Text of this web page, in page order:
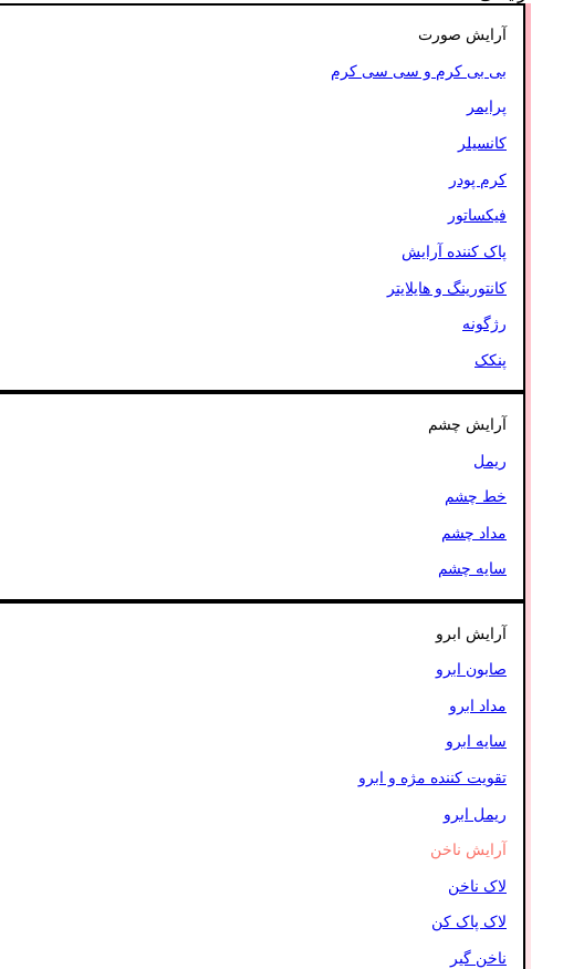
آرایش صورت
بی بی کرم و سی سی کرم
پرایمر
کانسیلر
کرم پودر
فیکساتور
پاک کننده آرایش
کانتورینگ و هایلایتر
رژگونه
پنکک
آرایش چشم
ریمل
خط چشم
مداد چشم
سایه چشم
آرایش ابرو
صابون ابرو
مداد ابرو
سایه ابرو
تقویت کننده مژه و ابرو
ریمل ابرو
آرایش ناخن
لاک ناخن
لاک پاک کن
ناخن گیر